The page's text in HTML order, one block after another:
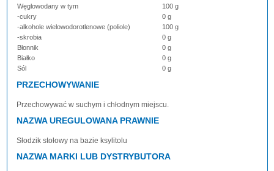
Węglowodany w tym
100 g
-cukry
0 g
-alkohole wielowodorotlenowe (poliole)
100 g
-skrobia
0 g
Błonnik
0 g
Białko
0 g
Sól
0 g
PRZECHOWYWANIE
Przechowywać w suchym i chłodnym miejscu.
NAZWA UREGULOWANA PRAWNIE
Słodzik stołowy na bazie ksylitolu
NAZWA MARKI LUB DYSTRYBUTORA